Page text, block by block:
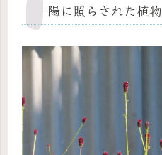
陽に照らされた植物